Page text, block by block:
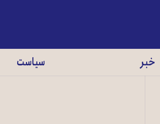
خبر سیاست